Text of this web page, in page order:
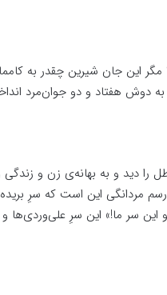
مگر این جان شیرین چقدر به
دوش هفتاد و دو جوان‌مرد
دید و به بهانه‌ی زن و زندگی
رسم مردانگی این است که سرِ
این سر ما!» این سرِ علی‌وردی‌ها